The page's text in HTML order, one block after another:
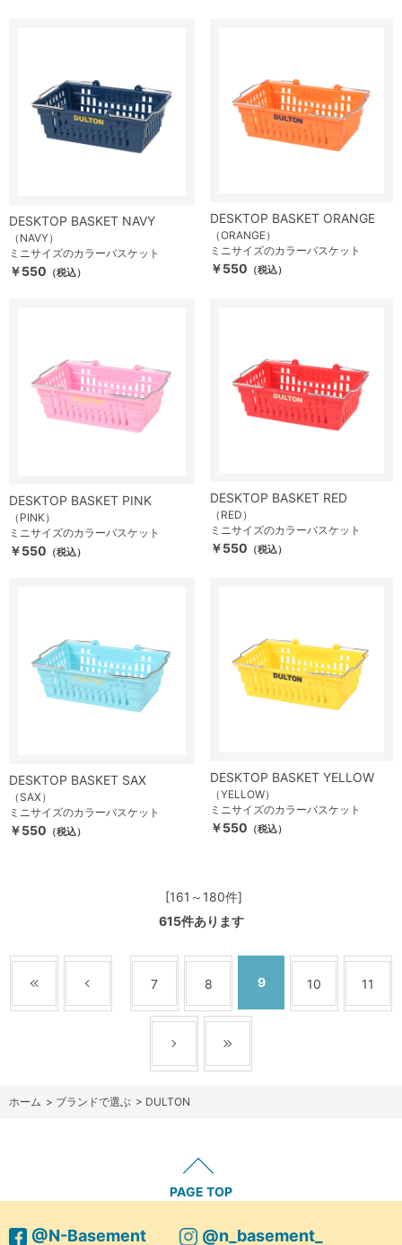
DESKTOP BASKET NAVY
（NAVY）
ミニサイズのカラーバスケット
￥550 （税込）
DESKTOP BASKET ORANGE
（ORANGE）
ミニサイズのカラーバスケット
￥550 （税込）
DESKTOP BASKET PINK
（PINK）
ミニサイズのカラーバスケット
￥550 （税込）
DESKTOP BASKET RED
（RED）
ミニサイズのカラーバスケット
￥550 （税込）
DESKTOP BASKET SAX
（SAX）
ミニサイズのカラーバスケット
￥550 （税込）
DESKTOP BASKET YELLOW
（YELLOW）
ミニサイズのカラーバスケット
￥550 （税込）
[161～180件]
615件あります
7 8 9 10 11
ホーム > ブランドで選ぶ > DULTON
PAGE TOP
@N-Basement @n_basement_